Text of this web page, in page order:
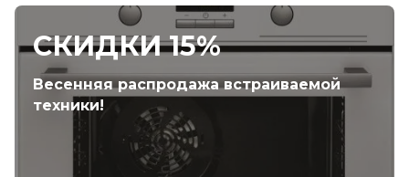
СКИДКИ 15%
Весенняя распродажа встраиваемой
техники!